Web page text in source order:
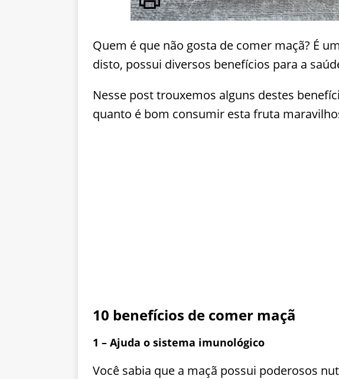
Quem é que não gosta de comer maçã? É
disto, possui diversos benefícios para a
Nesse post trouxemos alguns destes
quanto é bom consumir esta fruta
10 benefícios de comer maçã
1 – Ajuda o sistema imunológico
Você sabia que a maçã possui poderosos